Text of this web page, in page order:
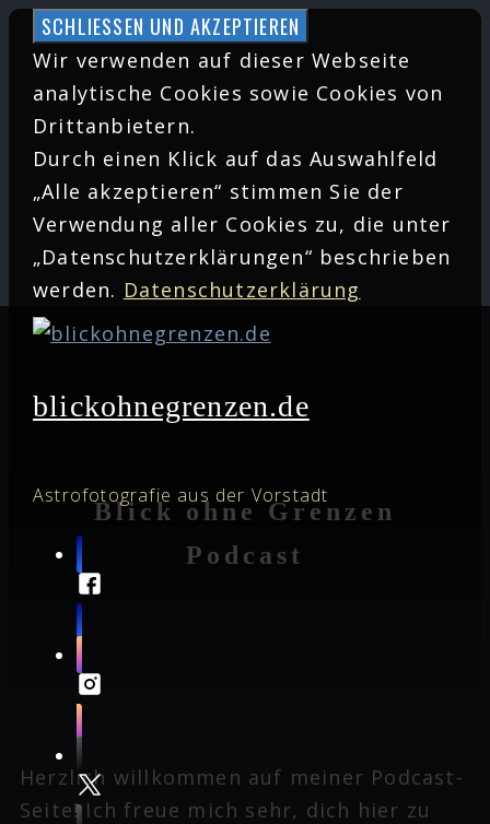
Zum
Inhalt
springen
Wir verwenden auf dieser Webseite
analytische Cookies sowie Cookies von
Drittanbietern.
Durch einen Klick auf das Auswahlfeld
„Alle akzeptieren“ stimmen Sie der
Verwendung aller Cookies zu, die unter
„Datenschutzerklärungen“ beschrieben
werden. Datenschutzerklärung
blickohnegrenzen.de
Astrofotografie aus der Vorstadt
Blick ohne Grenzen
Podcast
Herzlich willkommen auf meiner Podcast-
Seite! Ich freue mich sehr, dich hier zu